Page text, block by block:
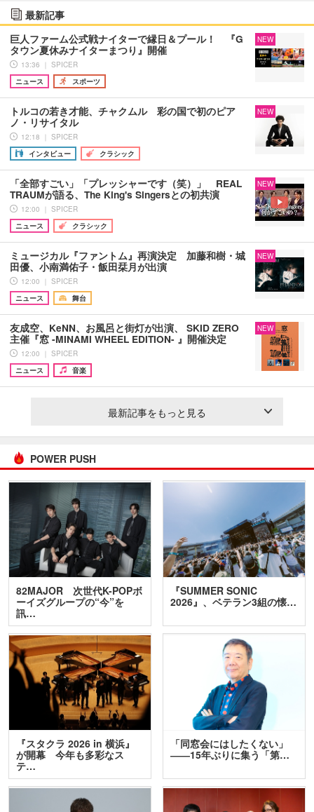
最新記事
巨人ファーム公式戦ナイターで縁日＆プール！ 『G
タウン夏休みナイターまつり』開催
13:36 ｜ SPICER
ニュース
スポーツ
NEW
トルコの若き才能、チャクムル 彩の国で初のピア
ノ・リサイタル
12:18 ｜ SPICER
インタビュー
クラシック
NEW
「全部すごい」「プレッシャーです（笑）」 REAL
TRAUMが語る、The King's Singersとの初共演
12:00 ｜ SPICER
ニュース
クラシック
NEW
ミュージカル『ファントム』再演決定 加藤和樹・城
田優、小南満佑子・飯田栞月が出演
12:00 ｜ SPICER
ニュース
舞台
NEW
友成空、KeNN、お風呂と街灯が出演、 SKID ZERO
主催『窓 -MINAMI WHEEL EDITION- 』開催決定
12:00 ｜ SPICER
ニュース
音楽
NEW
最新記事をもっと見る
POWER PUSH
82MAJOR 次世代K-POPボ
ーイズグループの“今”を
訊…
『SUMMER SONIC
2026』、ベテラン3組の懐…
『スタクラ 2026 in 横浜』
が開幕 今年も多彩なス
テ…
「同窓会にはしたくない」
――15年ぶりに集う「第…